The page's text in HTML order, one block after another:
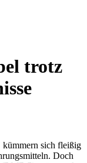
trotz
sich fleißig
Doch